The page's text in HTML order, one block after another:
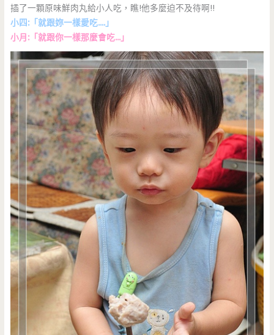
插了一顆原味鮮肉丸給小人吃，瞧!他多麼迫不及待啊!!
小四:「就跟妳一樣愛吃….」
小月:「就跟你一樣那麼會吃…」